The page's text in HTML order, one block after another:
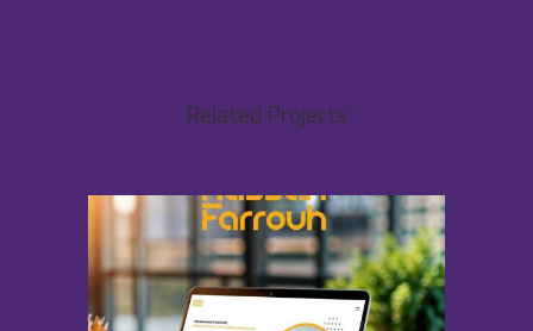
Related Projects